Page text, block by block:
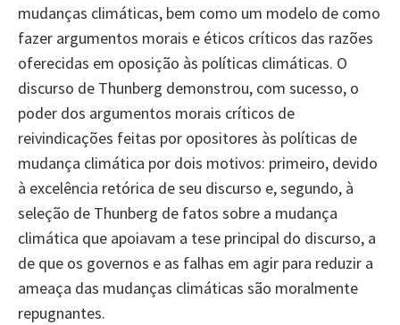
mudanças climáticas, bem como um modelo de como
fazer argumentos morais e éticos críticos das razões
oferecidas em oposição às políticas climáticas. O
discurso de Thunberg demonstrou, com sucesso, o
poder dos argumentos morais críticos de
reivindicações feitas por opositores às políticas de
mudança climática por dois motivos: primeiro, devido
à excelência retórica de seu discurso e, segundo, à
seleção de Thunberg de fatos sobre a mudança
climática que apoiavam a tese principal do discurso, a
de que os governos e as falhas em agir para reduzir a
ameaça das mudanças climáticas são moralmente
repugnantes.